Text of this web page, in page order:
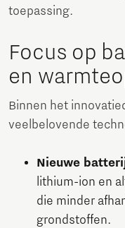
toepassing.
Focus op
en
Binnen het
veelbelovende
Nieuwe
lithium-ion en
die minder
grondstoffen.